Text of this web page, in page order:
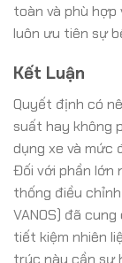
toàn và phù hợp
luôn ưu tiên sự
Kết Luận
Quyết định có
suất hay không
dụng xe và mức
Đối với phần lớn
thống điều
VANOS) đã
tiết kiệm nhiên
trúc này cần sự